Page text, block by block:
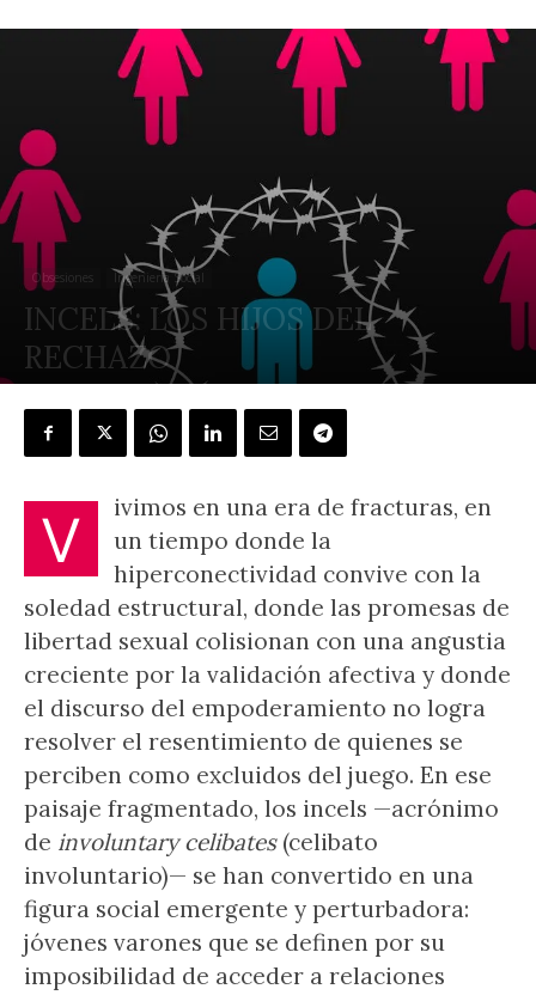
Obsesiones Ingeniería Social
INCELS: LOS HIJOS DEL
RECHAZO
V
ivimos en una era de fracturas, en
un tiempo donde la
hiperconectividad convive con la
soledad estructural, donde las promesas de
libertad sexual colisionan con una angustia
creciente por la validación afectiva y donde
el discurso del empoderamiento no logra
resolver el resentimiento de quienes se
perciben como excluidos del juego. En ese
paisaje fragmentado, los incels ­—acrónimo
de involuntary celibates(celibato
involuntario)— se han convertido en una
figura social emergente y perturbadora:
jóvenes varones que se definen por su
imposibilidad de acceder a relaciones